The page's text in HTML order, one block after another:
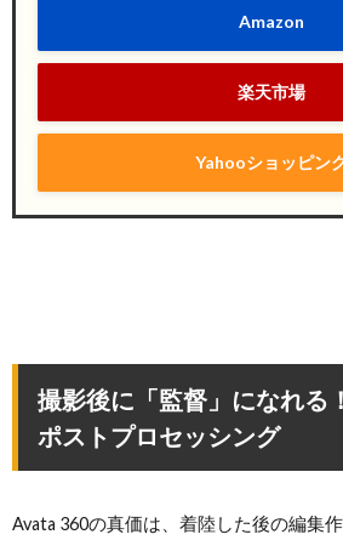
Amazon
楽天市場
Yahooショッピン
撮影後に「監督」になれる
ポストプロセッシング
Avata 360の真価は、着陸した後の編集